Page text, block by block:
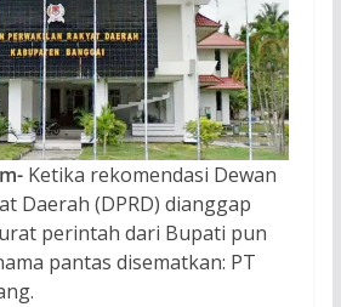
Ketika rekomendasi Dewan
Daerah (DPRD) dianggap
perintah dari Bupati pun
pantas disematkan: PT